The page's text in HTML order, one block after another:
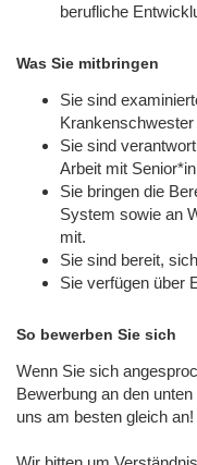
berufliche
Was Sie mitbringen
Sie sind
Krankenschwester
Sie sind
Arbeit mit
Sie bringen die
System sowie an
mit.
Sie sind bereit,
Sie verfügen über
So bewerben Sie sich
Wenn Sie sich
Bewerbung an den
uns am besten gleich